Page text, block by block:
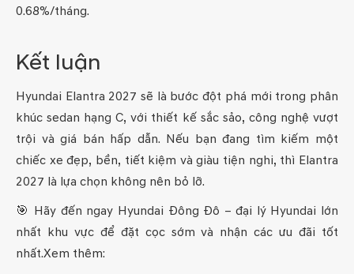
0.68%/tháng.
Kết luận
Hyundai Elantra 2027 sẽ là bước đột phá mới trong phân
khúc sedan hạng C, với thiết kế sắc sảo, công nghệ vượt
trội và giá bán hấp dẫn. Nếu bạn đang tìm kiếm một
chiếc xe đẹp, bền, tiết kiệm và giàu tiện nghi, thì Elantra
2027 là lựa chọn không nên bỏ lỡ.
🎯 Hãy đến ngay Hyundai Đông Đô – đại lý Hyundai lớn
nhất khu vực để đặt cọc sớm và nhận các ưu đãi tốt
nhất.Xem thêm: